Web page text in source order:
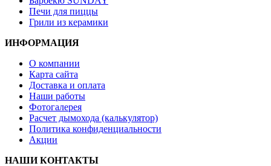
Печи для пиццы
Грили из керамики
ИНФОРМАЦИЯ
О компании
Карта сайта
Доставка и оплата
Наши работы
Фотогалерея
Расчет дымохода (калькулятор)
Политика конфиденциальности
Акции
НАШИ КОНТАКТЫ